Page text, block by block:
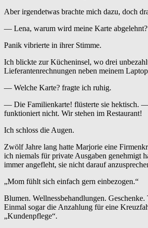
Aber irgendetwas brachte mich dazu, doch
— Lena, warum wird meine Karte abgelehnt?
Panik vibrierte in ihrer Stimme.
Ich blickte zur Kücheninsel, wo drei
Lieferantenrechnungen neben meinem
— Welche Karte? fragte ich ruhig.
— Die Familienkarte! flüsterte sie hektisch. —
funktioniert nicht. Wir stehen im Restaurant!
Ich schloss die Augen.
Zwölf Jahre lang hatte Marjorie eine
ich niemals für private Ausgaben genehmigt
immer angefleht, sie nicht darauf
„Mom fühlt sich einfach gern einbezogen.“
Blumen. Wellnessbehandlungen. Geschenke.
Einmal sogar die Anzahlung für eine
„Kundenpflege“.